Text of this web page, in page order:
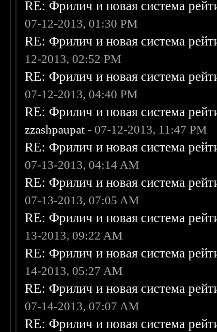
RE: Фрилич и новая система
07-12-2013, 01:30 PM
RE: Фрилич и новая система
12-2013, 02:52 PM
RE: Фрилич и новая система
07-12-2013, 04:40 PM
RE: Фрилич и новая система
zzashpaupat - 07-12-2013, 11:47 PM
RE: Фрилич и новая система
07-13-2013, 04:14 AM
RE: Фрилич и новая система
07-13-2013, 07:05 AM
RE: Фрилич и новая система
13-2013, 09:22 AM
RE: Фрилич и новая система
14-2013, 05:27 AM
RE: Фрилич и новая система
07-14-2013, 07:07 AM
RE: Фрилич и новая система